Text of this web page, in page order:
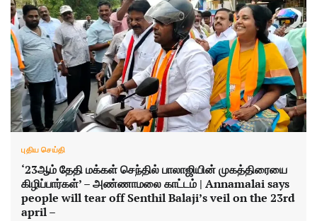
புதிய செய்தி
‘23ஆம் தேதி மக்கள் செந்தில் பாலாஜியின் முகத்திரையை
கிழிப்பார்கள்’ – அண்ணாமலை காட்டம் | Annamalai says
people will tear off Senthil Balaji’s veil on the 23rd
april –